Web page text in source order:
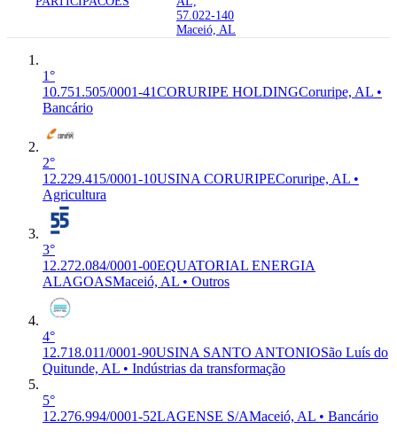
57.022-140
Maceió, AL
1°
10.751.505/0001-41CORURIPE HOLDINGCoruripe, AL •
Bancário
2°
12.229.415/0001-10USINA CORURIPECoruripe, AL •
Agricultura
3°
12.272.084/0001-00EQUATORIAL ENERGIA
ALAGOASMaceió, AL • Outros
4°
12.718.011/0001-90USINA SANTO ANTONIOSão Luís do
Quitunde, AL • Indústrias da transformação
5°
12.276.994/0001-52LAGENSE S/AMaceió, AL • Bancário